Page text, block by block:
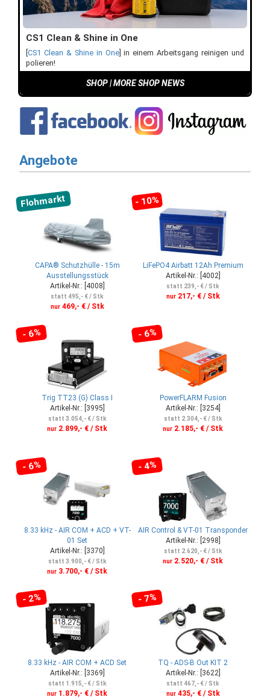
CS1 Clean & Shine in One
[CS1 Clean & Shine in One] in einem Arbeitsgang reinigen und
polieren!
SHOP|MORE SHOP NEWS
Angebote
Flohmarkt
CAPA® Schutzhülle - 15m
Ausstellungsstück
Artikel-Nr.: [4008]
statt 495,- € / Stk
nur469,- € / Stk
- 10%
LiFePO4 Airbatt 12Ah Premium
Artikel-Nr.: [4002]
statt 239,- € / Stk
nur217,- € / Stk
- 6%
Trig TT23 (G) Class I
Artikel-Nr.: [3995]
statt 3.054,- € / Stk
nur 2.899,- € / Stk
- 6%
PowerFLARM Fusion
Artikel-Nr.: [3254]
statt 2.304,- € / Stk
nur 2.185,- € / Stk
- 6%
8.33 kHz - AIR COM + ACD + VT-
01 Set
Artikel-Nr.: [3370]
statt 3.900,- € / Stk
nur 3.700,- € / Stk
- 4%
AIR Control & VT-01 Transponder
Artikel-Nr.: [2998]
statt 2.620,- € / Stk
nur 2.520,- € / Stk
- 2%
8.33 kHz - AIR COM + ACD Set
Artikel-Nr.: [3369]
statt 1.915,- € / Stk
nur 1.879,- € / Stk
- 7%
TQ - ADS-B Out KIT 2
Artikel-Nr.: [3622]
statt 467,- € / Stk
nur435,- € / Stk